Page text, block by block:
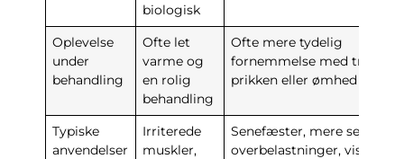
biologisk
Oplevelse
under
behandling
Ofte let
varme og
en rolig
behandling
Ofte mere tydelig
fornemmelse med tryk,
prikken eller ømhed
Typiske
anvendelser
Irriterede
muskler,
Senefæster, mere seje
overbelastninger, visse